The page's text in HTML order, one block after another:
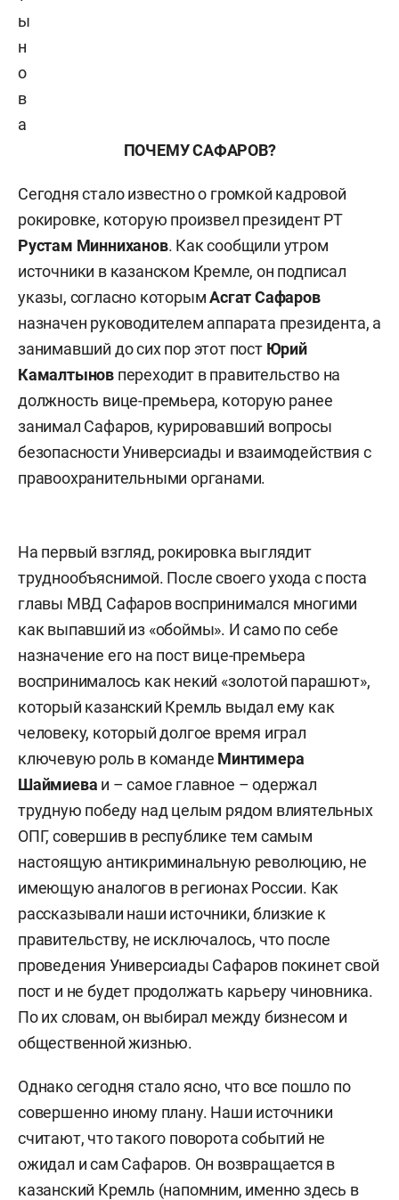
ы
н
о
в
а
ПОЧЕМУ САФАРОВ?
Сегодня стало известно о громкой кадровой
рокировке, которую произвел президент РТ
Рустам Минниханов. Как сообщили утром
источники в казанском Кремле, он подписал
указы, согласно которымАсгат Сафаров
назначен руководителем аппарата президента, а
занимавший до сих пор этот пост Юрий
Камалтынов переходит в правительство на
должность вице-премьера, которую ранее
занимал Сафаров, курировавший вопросы
безопасности Универсиады и взаимодействия с
правоохранительными органами.
На первый взгляд, рокировка выглядит
труднообъяснимой. После своего ухода с поста
главы МВД Сафаров воспринимался многими
как выпавший из «обоймы». И само по себе
назначение его на пост вице-премьера
воспринималось как некий «золотой парашют»,
который казанский Кремль выдал ему как
человеку, который долгое время играл
ключевую роль в команде Минтимера
Шаймиева и – самое главное – одержал
трудную победу над целым рядом влиятельных
ОПГ, совершив в республике тем самым
настоящую антикриминальную революцию, не
имеющую аналогов в регионах России. Как
рассказывали наши источники, близкие к
правительству, не исключалось, что после
проведения Универсиады Сафаров покинет свой
пост и не будет продолжать карьеру чиновника.
По их словам, он выбирал между бизнесом и
общественной жизнью.
Однако сегодня стало ясно, что все пошло по
совершенно иному плану. Наши источники
считают, что такого поворота событий не
ожидал и сам Сафаров. Он возвращается в
казанский Кремль (напомним, именно здесь в